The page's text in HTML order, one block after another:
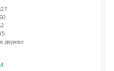
дерево